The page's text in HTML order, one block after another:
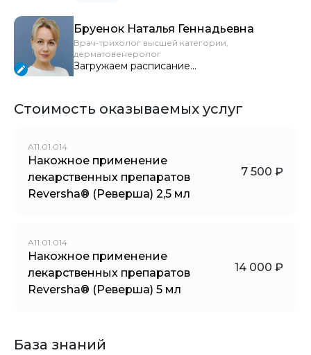
Бруенок Наталья Геннадьевна
Врач-трихолог высшей категории,
дерматовенеролог
Загружаем расписание...
Стоимость оказываемых услуг
A11.01.014
Накожное применение
лекарственных препаратов
Reversha® (Реверша) 2,5 мл
7 500 ₽
A11.01.014
Накожное применение
лекарственных препаратов
Reversha® (Реверша) 5 мл
14 000 ₽
База знаний